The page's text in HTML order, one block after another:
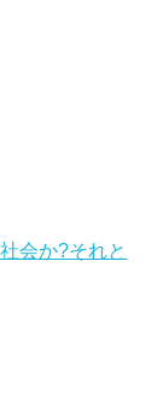
会か?それと